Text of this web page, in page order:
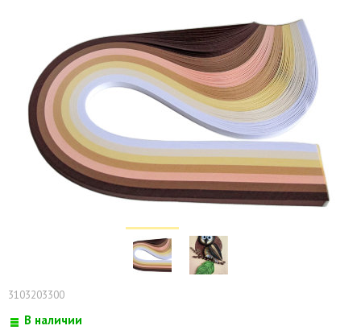
3103203300
В наличии